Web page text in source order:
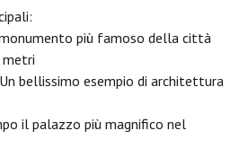
più famoso della città
metri
bellissimo esempio di architettura
il palazzo più magnifico nel